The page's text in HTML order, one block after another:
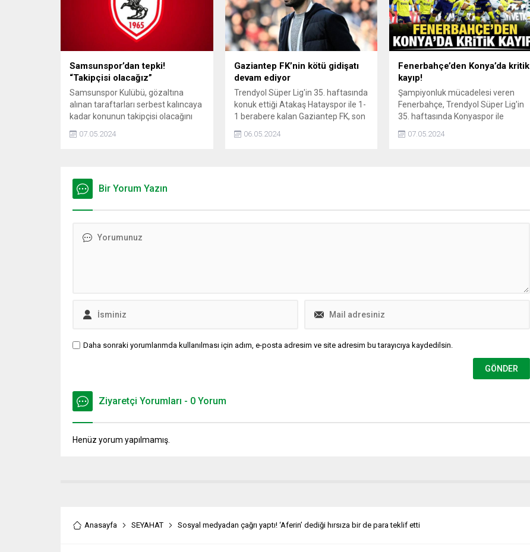
Samsunspor’dan tepki!
“Takipçisi olacağız”
Samsunspor Kulübü, gözaltına
alınan taraftarları serbest kalıncaya
kadar konunun takipçisi olacağını
07.05.2024
Gaziantep FK’nin kötü gidişatı
devam ediyor
Trendyol Süper Lig'in 35. haftasında
konuk ettiği Atakaş Hatayspor ile 1-
1 berabere kalan Gaziantep FK, son
alabildi.
06.05.2024
Fenerbahçe’den Konya’da kritik
kayıp!
Şampiyonluk mücadelesi veren
Fenerbahçe, Trendyol Süper Lig'in
35. haftasında Konyaspor ile
07.05.2024
Bir Yorum Yazın
Daha sonraki yorumlarımda kullanılması için adım, e-posta adresim ve site adresim bu tarayıcıya kaydedilsin.
Ziyaretçi Yorumları - 0 Yorum
Henüz yorum yapılmamış.
Anasayfa SEYAHAT Sosyal medyadan çağrı yaptı! ‘Aferin’ dediği hırsıza bir de para teklif etti